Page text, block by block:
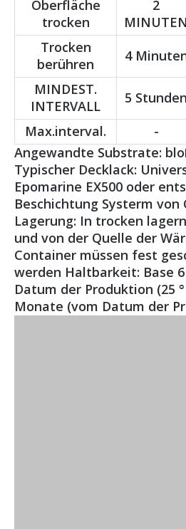
Oberfläche
trocken
2
MINUTEN
Trocken
berühren
4
MINDEST.
INTERVALL
5 Stunden
Max.interval.
-
Angewandte Substrate:
Typischer Decklack:
Epomarine EX500 oder
Beschichtung Systerm von
Lagerung: In trocken
und von der Quelle der
Container müssen fest
werden Haltbarkeit: Base
Datum der Produktion (25
Monate (vom Datum der